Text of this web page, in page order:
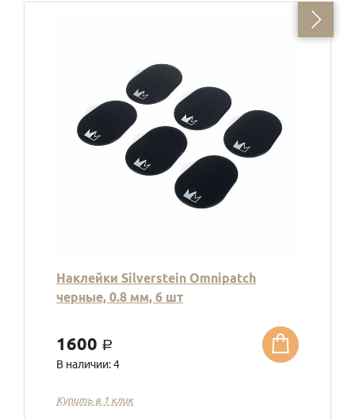
Наклейки Silverstein Omnipatch
черные, 0.8 мм, 6 шт
1600 a
В наличии: 4
Купить в 1 клик